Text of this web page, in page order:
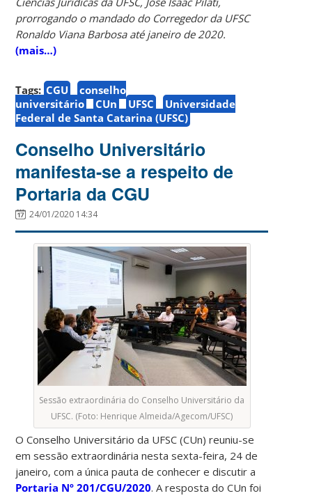
prorrogando o mandado do Corregedor da UFSC
Ronaldo Viana Barbosa até janeiro de 2020.
(mais…)
Tags: CGU
conselho
universitário
CUn UFSC
Universidade
Federal de Santa Catarina (UFSC)
Conselho Universitário
manifesta-se a respeito de
Portaria da CGU
24/01/2020 14:34
Sessão extraordinária do Conselho Universitário da
UFSC. (Foto: Henrique Almeida/Agecom/UFSC)
O Conselho Universitário da UFSC (CUn) reuniu-se
em sessão extraordinária nesta sexta-feira, 24 de
janeiro, com a única pauta de conhecer e discutir a
Portaria Nº 201/CGU/2020. A resposta do CUn foi